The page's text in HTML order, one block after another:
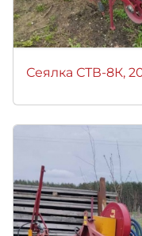
Сеялка СТВ-8К,